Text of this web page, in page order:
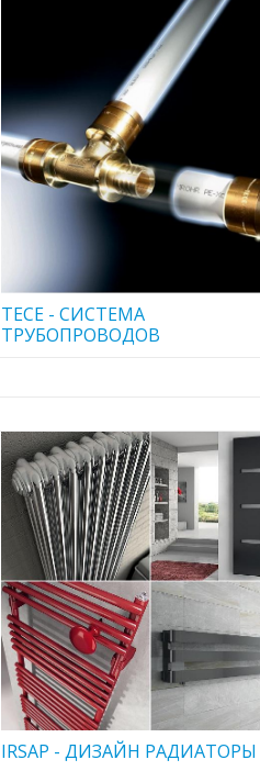
TECE - CИСТЕМА
ТРУБОПРОВОДОВ
IRSAP - ДИЗАЙН РАДИАТОРЫ